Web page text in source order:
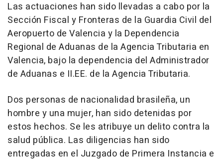
Las actuaciones han sido llevadas a cabo por la
Sección Fiscal y Fronteras de la Guardia Civil del
Aeropuerto de Valencia y la Dependencia
Regional de Aduanas de la Agencia Tributaria en
Valencia, bajo la dependencia del Administrador
de Aduanas e II.EE. de la Agencia Tributaria.
Dos personas de nacionalidad brasileña, un
hombre y una mujer, han sido detenidas por
estos hechos. Se les atribuye un delito contra la
salud pública. Las diligencias han sido
entregadas en el Juzgado de Primera Instancia e